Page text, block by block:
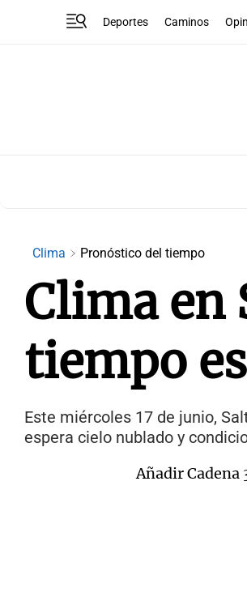
Deportes Caminos
Clima Pronóstico del tiempo
Clima en
tiempo
Este miércoles 17 de junio,
espera cielo nublado y
Añadir Cadena